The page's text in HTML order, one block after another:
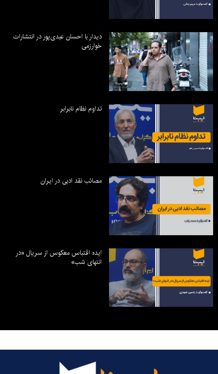
دیدار با احسان عبدی‌پور در انتشارات
خوارزمی
تداوم نظام نابرابر
مصائب نقد ادبی در ایران
ایده اقتباس معکوس از سریال «در
انتهای شب»